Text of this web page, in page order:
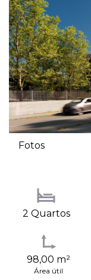
Fotos
2 Quartos
98,00 m²
Área útil